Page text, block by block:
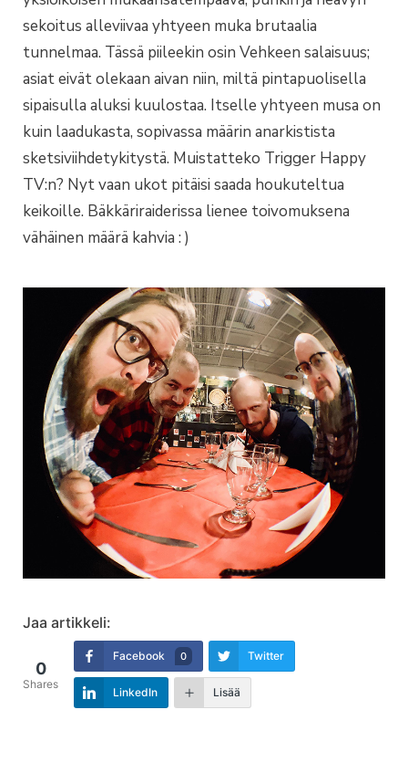
sekoitus alleviivaa yhtyeen muka brutaalia
tunnelmaa. Tässä piileekin osin Vehkeen salaisuus;
asiat eivät olekaan aivan niin, miltä pintapuolisella
sipaisulla aluksi kuulostaa. Itselle yhtyeen musa on
kuin laadukasta, sopivassa määrin anarkistista
sketsiviihdetykitystä. Muistatteko Trigger Happy
TV:n? Nyt vaan ukot pitäisi saada houkuteltua
keikoille. Bäkkäriraiderissa lienee toivomuksena
vähäinen määrä kahvia : )
Jaa artikkeli:
0
Shares
Facebook 0 Twitter
LinkedIn Lisää